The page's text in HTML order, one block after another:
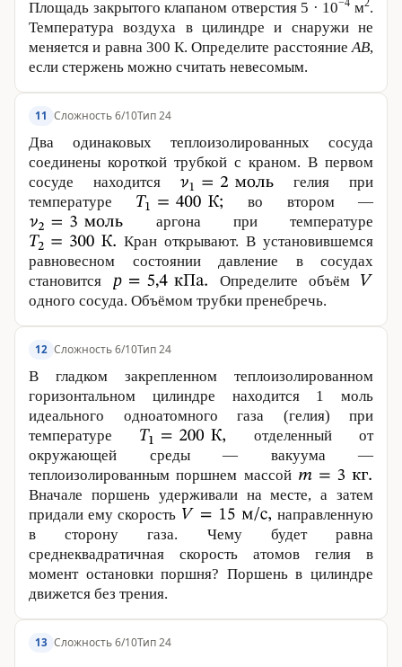
Площадь закрытого клапаном отверстия 5 · 10−4 м2.
Температура воздуха в цилиндре и снаружи не
меняется и равна 300 К. Определите расстояниеAB,
если стержень можно считать неве­сомым.
11 Сложность 6/10Тип 24
Два одинаковых теплоизолированных сосуда
соединены короткой трубкой с краном. В первом
сосуде находится
гелия при
температуре
во втором —
аргона при температуре
Кран открывают. В установившемся
равновесном состоянии давление в сосудах
становится
Определите объём
одного сосуда. Объёмом трубки пренебречь.
12 Сложность 6/10Тип 24
В гладком закрепленном теплоизолированном
горизонтальном цилиндре находится 1 моль
идеального одноатомного газа (гелия) при
температуре
отделенный от
окружающей среды — вакуума —
теплоизолированным поршнем массой
Вначале поршень удерживали на месте, а затем
придали ему скорость
направленную
в сторону газа. Чему будет равна
среднеквадратичная скорость атомов гелия в
момент остановки поршня? Поршень в цилиндре
движется без трения.
13 Сложность 6/10Тип 24